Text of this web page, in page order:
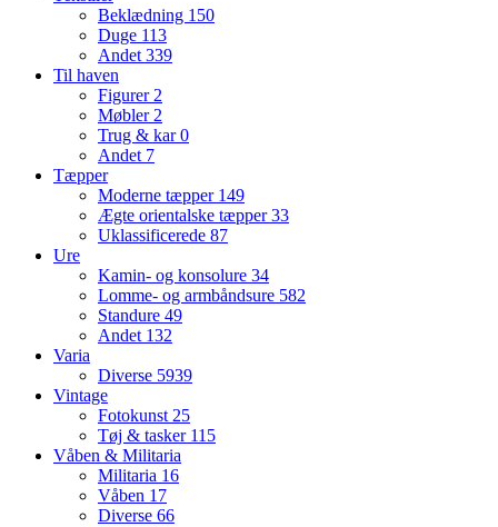
Beklædning 150
Duge 113
Andet339
Til haven
Figurer2
Møbler2
Trug & kar0
Andet 7
Tæpper
Moderne tæpper 149
Ægte orientalske tæpper33
Uklassificerede 87
Ure
Kamin- og konsolure 34
Lomme- og armbåndsure 582
Standure 49
Andet 132
Varia
Diverse 5939
Vintage
Fotokunst25
Tøj & tasker 115
Våben & Militaria
Militaria 16
Våben 17
Diverse 66